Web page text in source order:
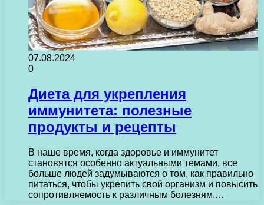
07.08.2024
0
Диета для укрепления
иммунитета: полезные
продукты и рецепты
В наше время, когда здоровье и иммунитет
становятся особенно актуальными темами, все
больше людей задумываются о том, как правильно
питаться, чтобы укрепить свой организм и повысить
сопротивляемость к различным болезням.…